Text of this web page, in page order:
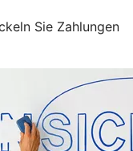
Sie Zahlungen